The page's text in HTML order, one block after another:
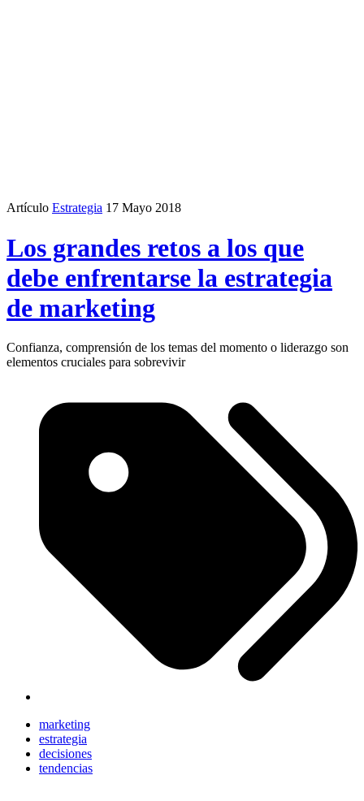
Artículo Estrategia 17 Mayo 2018
Los grandes retos a los que
debe enfrentarse la estrategia
de marketing
Confianza, comprensión de los temas del momento o liderazgo son
elementos cruciales para sobrevivir
marketing
estrategia
decisiones
tendencias